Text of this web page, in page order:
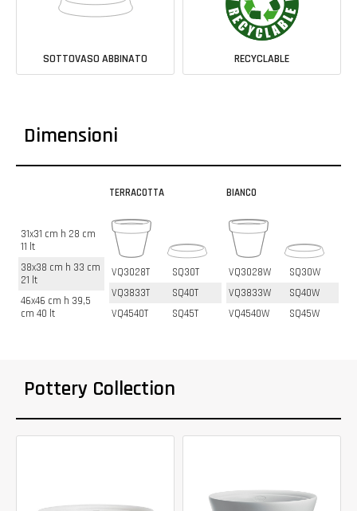
SOTTOVASO ABBINATO RECYCLABLE
Dimensioni
31x31 cm h 28 cm
11 lt
38x38 cm h 33 cm
21 lt
46x46 cm h 39,5
cm 40 lt
TERRACOTTA
VQ3028T
SQ30T
VQ3833T
SQ40T
VQ4540T
SQ45T
BIANCO
VQ3028W
SQ30W
VQ3833W
SQ40W
VQ4540W
SQ45W
Pottery Collection